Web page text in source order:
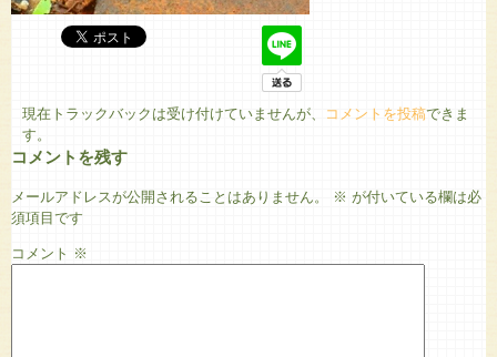
現在トラックバックは受け付けていませんが、 コメントを投稿できま
す。
コメントを残す
メールアドレスが公開されることはありません。 ※ が付いている欄は必
須項目です
コメント ※